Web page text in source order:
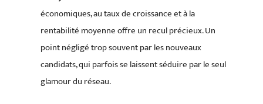
économiques, au taux de croissance et à la
rentabilité moyenne offre un recul précieux. Un
point négligé trop souvent par les nouveaux
candidats, qui parfois se laissent séduire par le seul
glamour du réseau.